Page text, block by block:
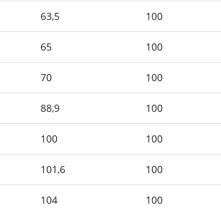
63,5 100
65 100
70 100
88,9 100
100 100
101,6 100
104 100